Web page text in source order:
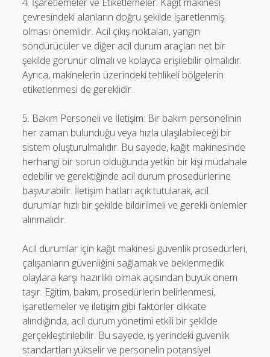
çevresindeki alanların doğru şekilde işaretlenmiş
olması önemlidir. Acil çıkış noktaları, yangın
söndürücüler ve diğer acil durum araçları net bir
şekilde görünür olmalı ve kolayca erişilebilir olmalıdır.
Ayrıca, makinelerin üzerindeki tehlikeli bölgelerin
etiketlenmesi de gereklidir.
5. Bakım Personeli ve İletişim: Bir bakım personelinin
her zaman bulunduğu veya hızla ulaşılabileceği bir
sistem oluşturulmalıdır. Bu sayede, kağıt makinesinde
herhangi bir sorun olduğunda yetkin bir kişi müdahale
edebilir ve gerektiğinde acil durum prosedürlerine
başvurabilir. İletişim hatları açık tutularak, acil
durumlar hızlı bir şekilde bildirilmeli ve gerekli önlemler
alınmalıdır.
Acil durumlar için kağıt makinesi güvenlik prosedürleri,
çalışanların güvenliğini sağlamak ve beklenmedik
olaylara karşı hazırlıklı olmak açısından büyük önem
taşır. Eğitim, bakım, prosedürlerin belirlenmesi,
işaretlemeler ve iletişim gibi faktörler dikkate
alındığında, acil durum yönetimi etkili bir şekilde
gerçekleştirilebilir. Bu sayede, iş yerindeki güvenlik
standartları yükselir ve personelin potansiyel